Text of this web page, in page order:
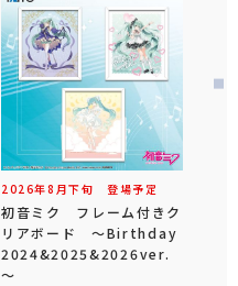
2026年8 月下旬 登場予定
初音ミク フレーム付きク
リアボード ～Birthday
2024&2025&2026ver.
～